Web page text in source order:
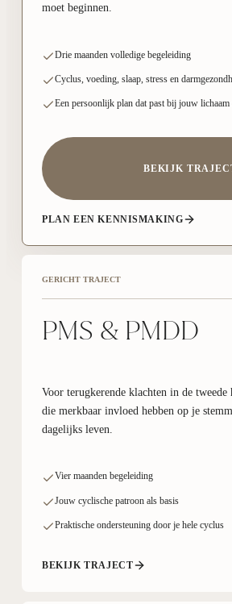
moet beginnen.
Drie maanden volledige begeleiding
Cyclus, voeding, slaap, stress en
Een persoonlijk plan dat past bij jouw lichaam
BEKIJK
PLAN EEN KENNISMAKING
GERICHT TRAJECT
PMS & PMDD
Voor terugkerende klachten in de
die merkbaar invloed hebben op je
dagelijks leven.
Vier maanden begeleiding
Jouw cyclische patroon als basis
Praktische ondersteuning door je hele cyclus
BEKIJK TRAJECT